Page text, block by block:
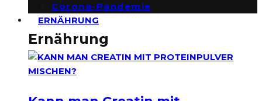
Corona-Pandemie
ERNÄHRUNG
Ernährung